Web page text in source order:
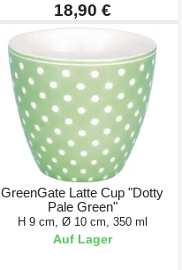
18,90 €
GreenGate Latte Cup "Dotty
Pale Green"
H 9 cm, Ø 10 cm, 350 ml
Auf Lager